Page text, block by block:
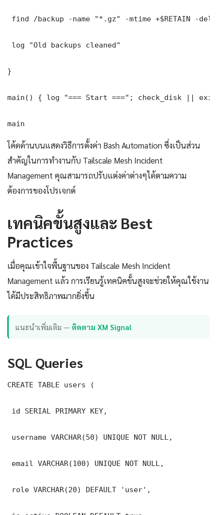
find /backup -name "*.gz" -mtime +$RETAIN -
log "Old backups cleaned"
}
main() { log "=== Start ==="; check_disk || exit
main
โค้ดด้านบนแสดงวิธีการตั้งค่า Bash Automation ซึ่งเป็นส่วน
สำคัญในการทำงานกับ Tailscale Mesh Incident
Management คุณสามารถปรับแต่งค่าต่างๆได้ตามความ
ต้องการของโปรเจกต์
เทคนิคขั้นสูงและ Best
Practices
เมื่อคุณเข้าใจพื้นฐานของ Tailscale Mesh Incident
Management แล้ว การเรียนรู้เทคนิคขั้นสูงจะช่วยให้คุณใช้งาน
ได้มีประสิทธิภาพมากยิ่งขึ้น
แนะนำเพิ่มเติม — ติดตาม XM Signal
SQL Queries
CREATE TABLE users (
id SERIAL PRIMARY KEY,
username VARCHAR(50) UNIQUE NOT NULL,
email VARCHAR(100) UNIQUE NOT NULL,
role VARCHAR(20) DEFAULT 'user',